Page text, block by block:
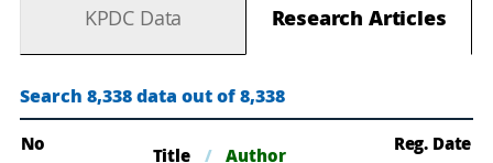
ed
ar
KPDC Data Research Articles
Search 8,338 data out of 8,338
No
Title / Author
Reg. Date